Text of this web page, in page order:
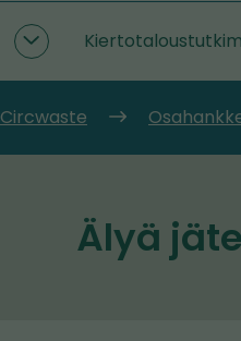
Tietoa
meistä
Circwaste
Älyä